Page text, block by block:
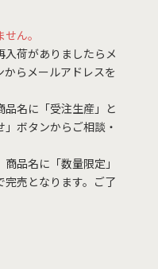
ん。
入荷がありましたらメ
らメールアドレスを
品名に「受注生産」と
ボタンからご相談・
品名に「数量限定」
完売となります。ご了